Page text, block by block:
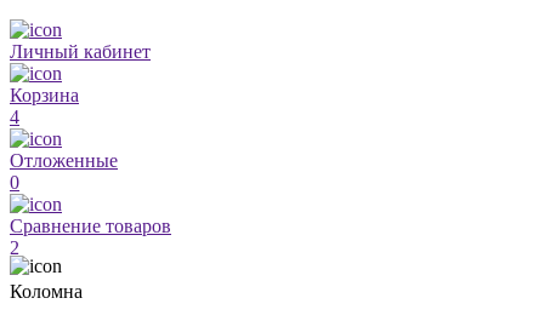
Личный кабинет
Корзина
4
Отложенные
0
Сравнение товаров
2
Коломна